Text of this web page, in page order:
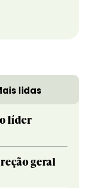
lidas
líder
geral